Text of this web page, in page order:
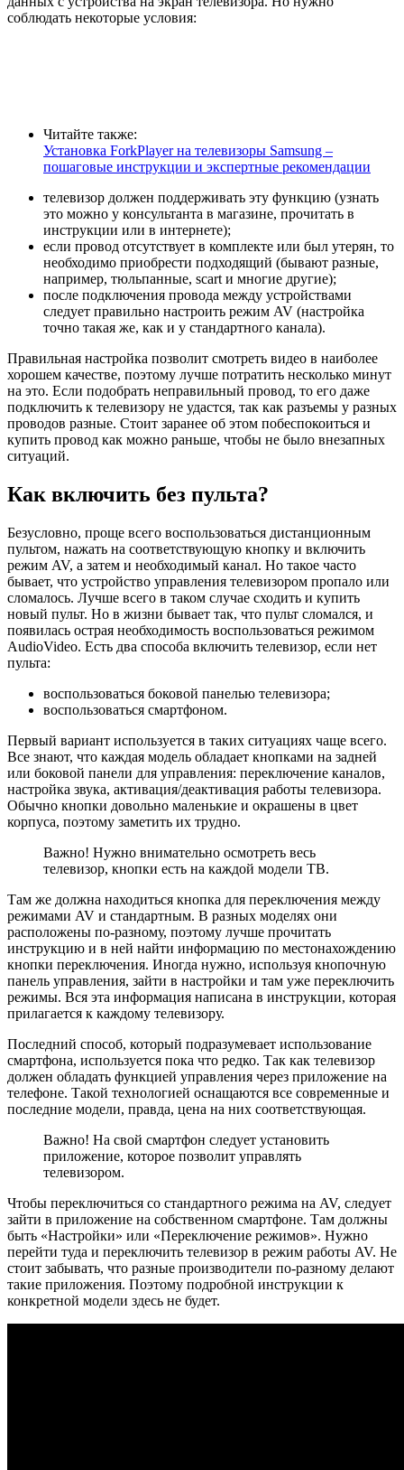
соблюдать некоторые условия:
Читайте также:
Установка ForkPlayer на телевизоры Samsung –
пошаговые инструкции и экспертные рекомендации
телевизор должен поддерживать эту функцию (узнать
это можно у консультанта в магазине, прочитать в
инструкции или в интернете);
если провод отсутствует в комплекте или был утерян, то
необходимо приобрести подходящий (бывают разные,
например, тюльпанные, scart и многие другие);
после подключения провода между устройствами
следует правильно настроить режим AV (настройка
точно такая же, как и у стандартного канала).
Правильная настройка позволит смотреть видео в наиболее
хорошем качестве, поэтому лучше потратить несколько минут
на это. Если подобрать неправильный провод, то его даже
подключить к телевизору не удастся, так как разъемы у разных
проводов разные. Стоит заранее об этом побеспокоиться и
купить провод как можно раньше, чтобы не было внезапных
ситуаций.
Как включить без пульта?
Безусловно, проще всего воспользоваться дистанционным
пультом, нажать на соответствующую кнопку и включить
режим AV, а затем и необходимый канал. Но такое часто
бывает, что устройство управления телевизором пропало или
сломалось. Лучше всего в таком случае сходить и купить
новый пульт. Но в жизни бывает так, что пульт сломался, и
появилась острая необходимость воспользоваться режимом
AudioVideo. Есть два способа включить телевизор, если нет
пульта:
воспользоваться боковой панелью телевизора;
воспользоваться смартфоном.
Первый вариант используется в таких ситуациях чаще всего.
Все знают, что каждая модель обладает кнопками на задней
или боковой панели для управления: переключение каналов,
настройка звука, активация/деактивация работы телевизора.
Обычно кнопки довольно маленькие и окрашены в цвет
корпуса, поэтому заметить их трудно.
Важно! Нужно внимательно осмотреть весь
телевизор, кнопки есть на каждой модели ТВ.
Там же должна находиться кнопка для переключения между
режимами AV и стандартным. В разных моделях они
расположены по-разному, поэтому лучше прочитать
инструкцию и в ней найти информацию по местонахождению
кнопки переключения. Иногда нужно, используя кнопочную
панель управления, зайти в настройки и там уже переключить
режимы. Вся эта информация написана в инструкции, которая
прилагается к каждому телевизору.
Последний способ, который подразумевает использование
смартфона, используется пока что редко. Так как телевизор
должен обладать функцией управления через приложение на
телефоне. Такой технологией оснащаются все современные и
последние модели, правда, цена на них соответствующая.
Важно! На свой смартфон следует установить
приложение, которое позволит управлять
телевизором.
Чтобы переключиться со стандартного режима на AV, следует
зайти в приложение на собственном смартфоне. Там должны
быть «Настройки» или «Переключение режимов». Нужно
перейти туда и переключить телевизор в режим работы AV. Не
стоит забывать, что разные производители по-разному делают
такие приложения. Поэтому подробной инструкции к
конкретной модели здесь не будет.